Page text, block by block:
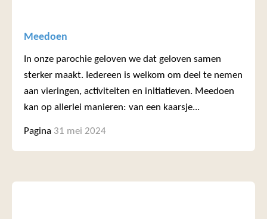
Meedoen
In onze parochie geloven we dat geloven samen
sterker maakt. Iedereen is welkom om deel te nemen
aan vieringen, activiteiten en initiatieven. Meedoen
kan op allerlei manieren: van een kaarsje...
Pagina 31 mei 2024